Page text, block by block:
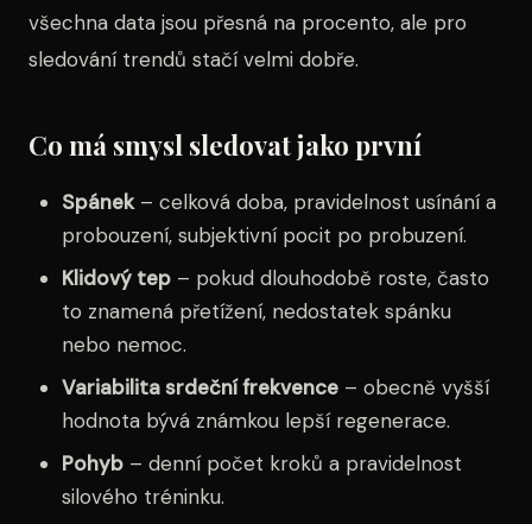
všechna data jsou přesná na procento, ale pro
sledování trendů stačí velmi dobře.
Co má smysl sledovat jako první
Spánek– celková doba, pravidelnost usínání a
probouzení, subjektivní pocit po probuzení.
Klidový tep – pokud dlouhodobě roste, často
to znamená přetížení, nedostatek spánku
nebo nemoc.
Variabilita srdeční frekvence – obecně vyšší
hodnota bývá známkou lepší regenerace.
Pohyb – denní počet kroků a pravidelnost
silového tréninku.